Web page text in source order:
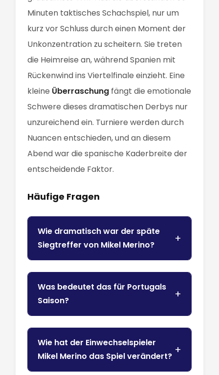
Minuten taktisches Schachspiel, nur um
kurz vor Schluss durch einen Moment der
Unkonzentration zu scheitern. Sie treten
die Heimreise an, während Spanien mit
Rückenwind ins Viertelfinale einzieht. Eine
kleine Überraschung fängt die emotionale
Schwere dieses dramatischen Derbys nur
unzureichend ein. Turniere werden durch
Nuancen entschieden, und an diesem
Abend war die spanische Kaderbreite der
entscheidende Faktor.
Häufige Fragen
Wie dramatisch war der späte
Siegtreffer von Mikel Merino?
Was bedeutet das für Portugals
Saison?
Wie hat der Einwechselspieler
Mikel Merino das Spiel verändert?